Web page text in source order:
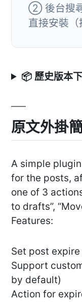
② 後台搜
直接安裝（
📦 歷史版本
原文外掛
A simple
for the posts,
one of 3
to drafts”,
Features:
Set post
Support
by default)
Action for